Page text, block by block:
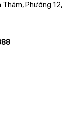
Thám, Phường 12,